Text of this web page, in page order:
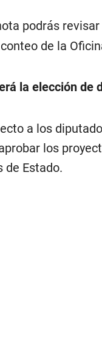
podrás
de la
la elección de
a los
los
de Estado.